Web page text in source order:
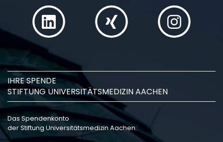
IHRE SPENDE
STIFTUNG UNIVERSITÄTSMEDIZIN AACHEN
Das Spendenkonto
der Stiftung Universitätsmedizin Aachen: